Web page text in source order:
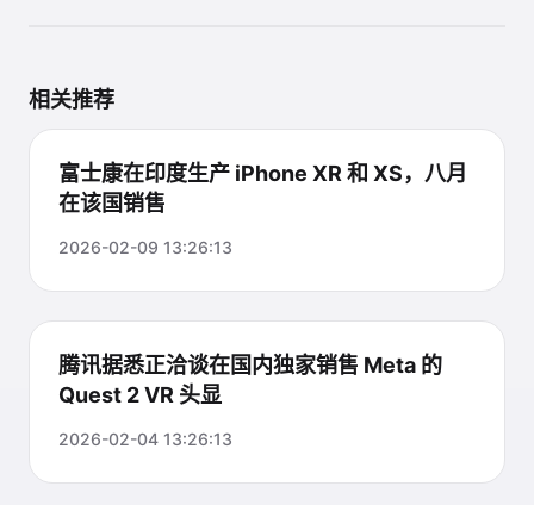
相关推荐
富士康在印度生产 iPhone XR 和 XS，八月
在该国销售
2026-02-09 13:26:13
腾讯据悉正洽谈在国内独家销售 Meta 的
Quest 2 VR 头显
2026-02-04 13:26:13